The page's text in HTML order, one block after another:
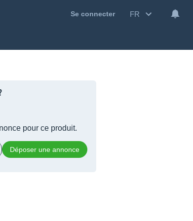
Se connecter FR
pour ce produit.
Déposer une annonce